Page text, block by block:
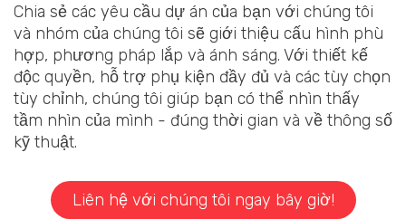
Chia sẻ các yêu cầu dự án của bạn với chúng tôi
và nhóm của chúng tôi sẽ giới thiệu cấu hình phù
hợp, phương pháp lắp và ánh sáng. Với thiết kế
độc quyền, hỗ trợ phụ kiện đầy đủ và các tùy chọn
tùy chỉnh, chúng tôi giúp bạn có thể nhìn thấy
tầm nhìn của mình - đúng thời gian và về thông số
kỹ thuật.
Liên hệ với chúng tôi ngay bây giờ!